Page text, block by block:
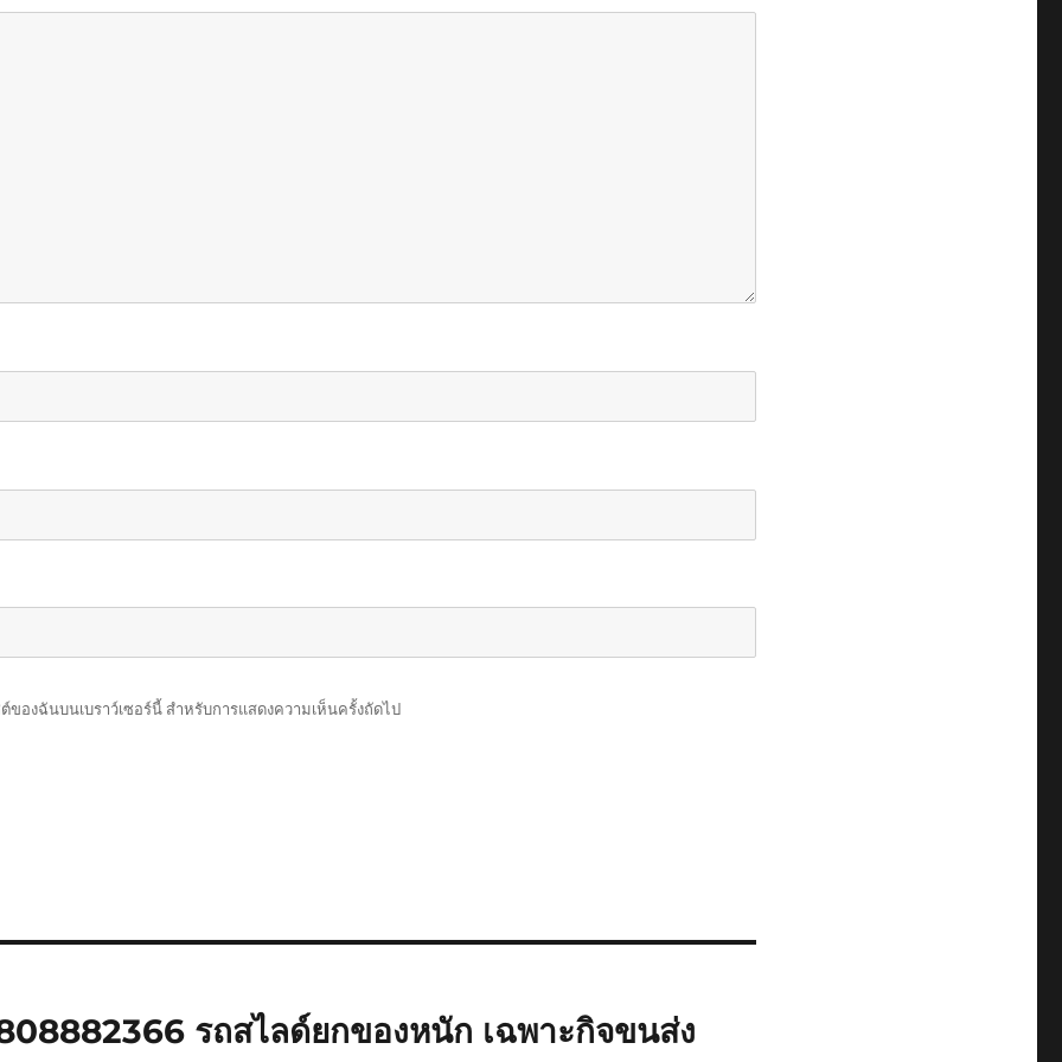
ของฉันบนเบราว์เซอร์นี้ สำหรับการแสดงความเห็นครั้งถัดไป
รถสไลด์ยกของหนัก เฉพาะกิจขนส่ง